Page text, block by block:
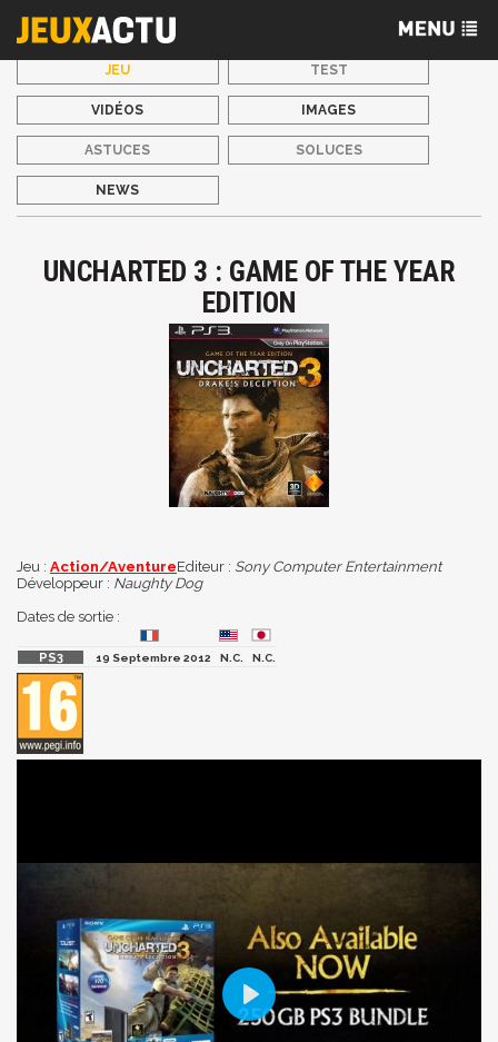
JEU TEST
VIDÉOS IMAGES
ASTUCES SOLUCES
NEWS
UNCHARTED 3 : GAME OF THE YEAR
EDITION
Jeu : Action/AventureEditeur : Sony Computer Entertainment
Développeur : Naughty Dog
Dates de sortie :
19 Septembre 2012 N.C. N.C.